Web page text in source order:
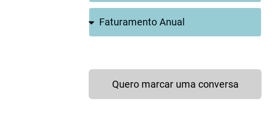
Quero marcar uma conversa